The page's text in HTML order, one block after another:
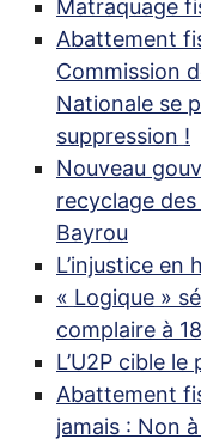
Matraquage
Abattement
Commission
Nationale se
suppression !
Nouveau
recyclage
Bayrou
L’injustice en
« Logique »
complaire à
L’U2P cible le
Abattement
jamais : Non